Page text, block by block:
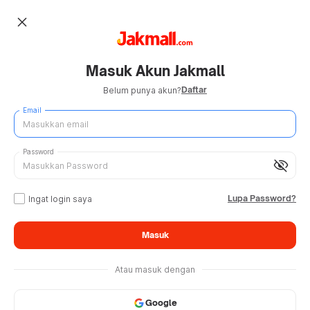
close
Masuk Akun Jakmall
Belum punya akun?Daftar
Email
visibility_off
Password
Ingat login saya Lupa Password?
Masuk
Atau masuk dengan
Google